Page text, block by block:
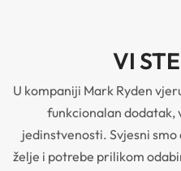
VI
U kompaniji Mark Ryden
funkcionalan dodatak,
jedinstvenosti. Svjesni
želje i potrebe prilikom